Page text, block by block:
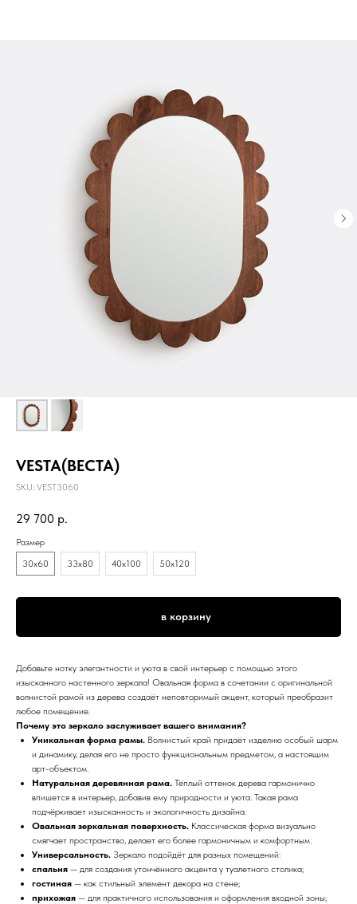
VESTA(ВЕСТА)
SKU: VEST3060
29 700 р.
Размер
30х60
33х80 40х100 50х120
в корзину
Добавьте нотку элегантности и уюта в свой интерьер с помощью этого
изысканного настенного зеркала! Овальная форма в сочетании с оригинальной
волнистой рамой из дерева создаёт неповторимый акцент, который преобразит
любое помещение.
Почему это зеркало заслуживает вашего внимания?
Уникальная форма рамы. Волнистый край придаёт изделию особый шарм
и динамику, делая его не просто функциональным предметом, а настоящим
арт-объектом.
Натуральная деревянная рама. Тёплый оттенок дерева гармонично
впишется в интерьер, добавив ему природности и уюта. Такая рама
подчёркивает изысканность и экологичность дизайна.
Овальная зеркальная поверхность. Классическая форма визуально
смягчает пространство, делает его более гармоничным и комфортным.
Универсальность. Зеркало подойдёт для разных помещений:
спальня — для создания утончённого акцента у туалетного столика;
гостиная — как стильный элемент декора на стене;
прихожая — для практичного использования и оформления входной зоны;